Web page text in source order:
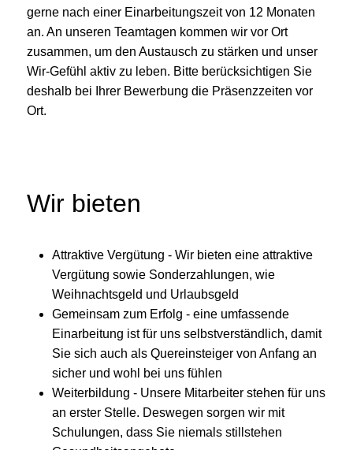
gerne nach einer Einarbeitungszeit von 12 Monaten
an. An unseren Teamtagen kommen wir vor Ort
zusammen, um den Austausch zu stärken und unser
Wir-Gefühl aktiv zu leben. Bitte berücksichtigen Sie
deshalb bei Ihrer Bewerbung die Präsenzzeiten vor
Ort.
Wir bieten
Attraktive Vergütung - Wir bieten eine attraktive
Vergütung sowie Sonderzahlungen, wie
Weihnachtsgeld und Urlaubsgeld
Gemeinsam zum Erfolg - eine umfassende
Einarbeitung ist für uns selbstverständlich, damit
Sie sich auch als Quereinsteiger von Anfang an
sicher und wohl bei uns fühlen
Weiterbildung - Unsere Mitarbeiter stehen für uns
an erster Stelle. Deswegen sorgen wir mit
Schulungen, dass Sie niemals stillstehen